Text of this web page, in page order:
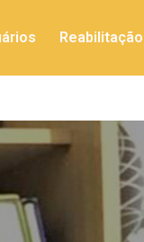
Reabilitação